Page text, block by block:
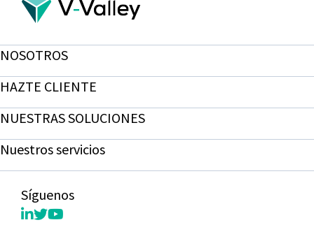
NOSOTROS
HAZTE CLIENTE
NUESTRAS SOLUCIONES
Nuestros servicios
Síguenos